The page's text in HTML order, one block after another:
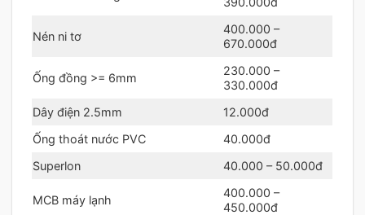
Nén ni tơ
400.000 –
670.000đ
Ống đồng >= 6mm
230.000 –
330.000đ
Dây điện 2.5mm
12.000đ
Ống thoát nước PVC
40.000đ
Superlon
40.000 – 50.000đ
MCB máy lạnh
400.000 –
450.000đ